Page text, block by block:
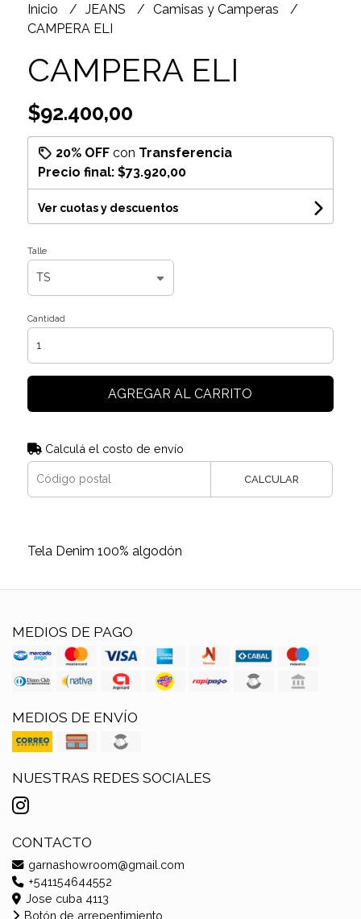
Inicio JEANS
Camisas y Camperas
CAMPERA ELI
CAMPERA ELI
$92.400,00
20% OFFcon Transferencia
Precio final: $73.920,00
Ver cuotas y descuentos
Talle
Cantidad
AGREGAR AL CARRITO
Calculá el costo de envío
CALCULAR
Tela Denim 100% algodón
MEDIOS DE PAGO
MEDIOS DE ENVÍO
NUESTRAS REDES SOCIALES
CONTACTO
garnashowroom@gmail.com
+541154644552
Jose cuba 4113
Botón de arrepentimiento